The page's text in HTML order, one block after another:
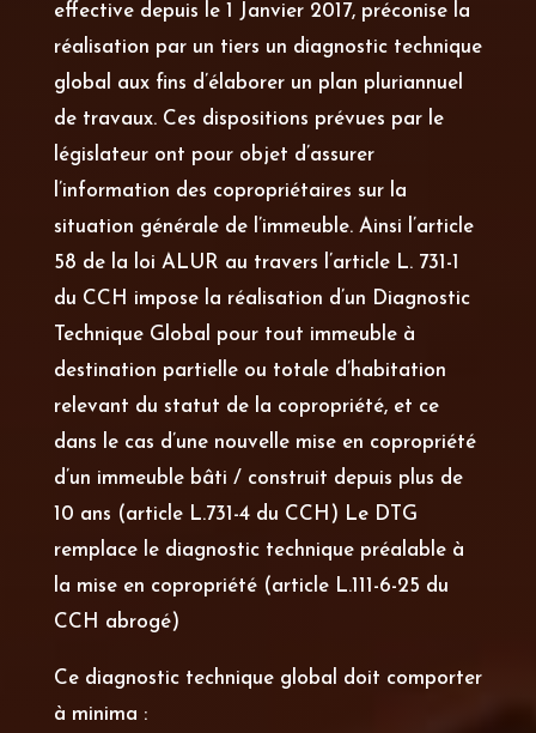
effective depuis le 1 Janvier 2017, préconise la
réalisation par un tiers un diagnostic technique
global aux fins d’élaborer un plan pluriannuel
de travaux. Ces dispositions prévues par le
législateur ont pour objet d’assurer
l’information des copropriétaires sur la
situation générale de l’immeuble. Ainsi l’article
58 de la loi ALUR au travers l’article L. 731-1
du CCH impose la réalisation d’un Diagnostic
Technique Global pour tout immeuble à
destination partielle ou totale d’habitation
relevant du statut de la copropriété, et ce
dans le cas d’une nouvelle mise en copropriété
d’un immeuble bâti / construit depuis plus de
10 ans (article L.731-4 du CCH) Le DTG
remplace le diagnostic technique préalable à
la mise en copropriété (article L.111-6-25 du
CCH abrogé)
Ce diagnostic technique global doit comporter
à minima :